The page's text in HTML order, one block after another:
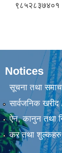
९८५२८३७४०१
Notices
सूचना तथा
सार्वजनिक
ऐन, कानुन तथा
कर तथा शुल्कहरु